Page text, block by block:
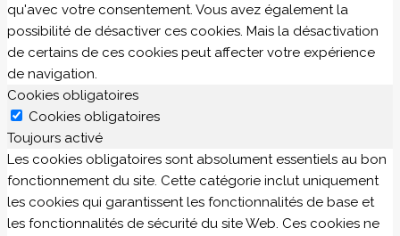
qu'avec votre consentement. Vous avez également la
possibilité de désactiver ces cookies. Mais la désactivation
de certains de ces cookies peut affecter votre expérience
de navigation.
Cookies obligatoires
Cookies obligatoires
Toujours activé
Les cookies obligatoires sont absolument essentiels au bon
fonctionnement du site. Cette catégorie inclut uniquement
les cookies qui garantissent les fonctionnalités de base et
les fonctionnalités de sécurité du site Web. Ces cookies ne